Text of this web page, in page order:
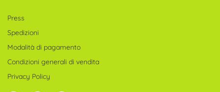
Press
Spedizioni
Modalità di pagamento
Condizioni generali di vendita
Privacy Policy